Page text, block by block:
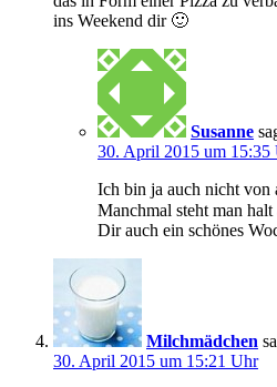
ins Weekend dir 🙂
Susanne
30. April 2015 um 15:35
Ich bin ja auch nicht von
Manchmal steht man
Dir auch ein schönes
Milchmädchen
30. April 2015 um 15:21 Uhr